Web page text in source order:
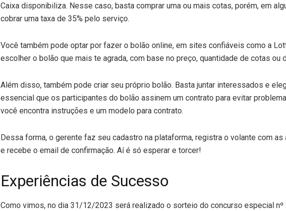
Caixa disponibiliza. Nesse caso, basta comprar uma ou mais cotas, porém, em
cobrar uma taxa de 35% pelo serviço.
Você também pode optar por fazer o bolão online, em sites confiáveis como a
escolher o bolão que mais te agrada, com base no preço, quantidade de cotas ou
Além disso, também pode criar seu próprio bolão. Basta juntar interessados e
essencial que os participantes do bolão assinem um contrato para evitar
você encontra instruções e um modelo para contrato.
Dessa forma, o gerente faz seu cadastro na plataforma, registra o volante com
e recebe o email de confirmação. Aí é só esperar e torcer!
Experiências de Sucesso
Como vimos, no dia 31/12/2023 será realizado o sorteio do concurso especial nº